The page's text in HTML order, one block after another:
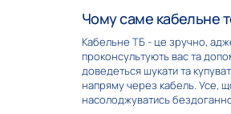
Квартал ТВ
Чому саме кабельне
Кабельне ТБ - це зручно,
проконсультують вас та
доведеться шукати та
напряму через кабель. Усе,
насолоджуватись